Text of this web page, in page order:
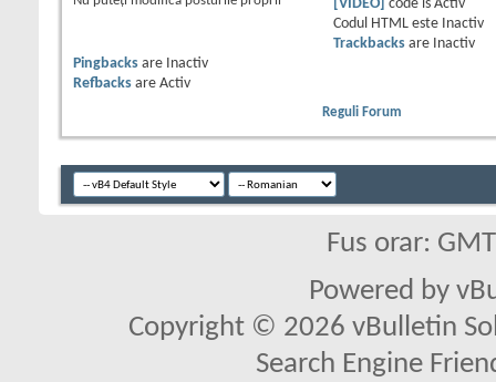
[VIDEO]
code is Activ
Codul HTML este
Inactiv
Trackbacksare
Inactiv
Pingbacks are
Inactiv
Refbacks are Activ
Reguli Forum
Fus orar:
Powered by
Copyright © 2026 vBulletin
Search Engine